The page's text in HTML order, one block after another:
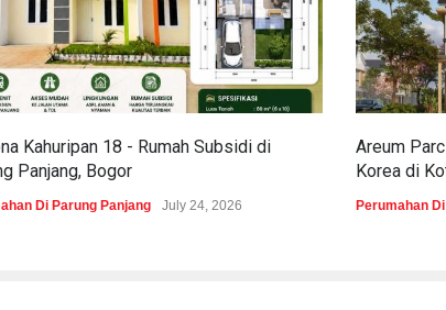
Kahuripan 18 - Rumah Subsidi di
Panjang, Bogor
Di Parung Panjang July 24, 2026
Areum
Korea di
Perumahan